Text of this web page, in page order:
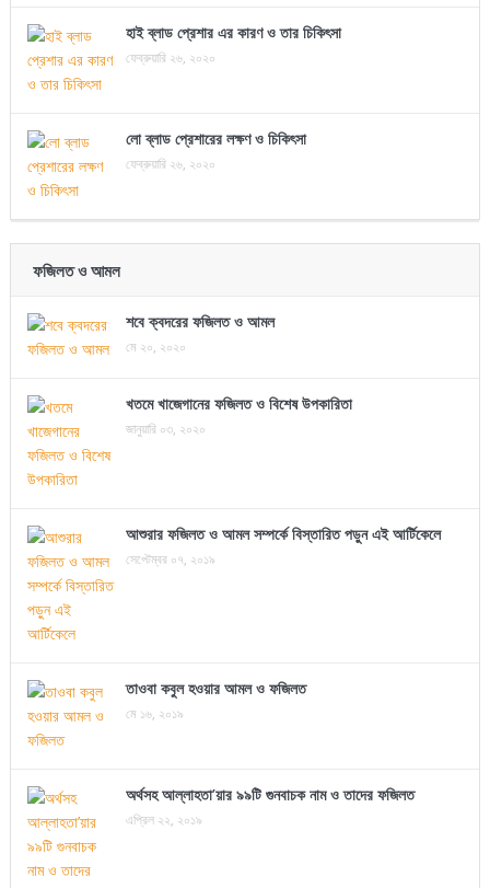
হাই ব্লাড প্রেশার এর কারণ ও তার চিকিৎসা
ফেব্রুয়ারি ২৬, ২০২০
লো ব্লাড প্রেশারের লক্ষণ ও চিকিৎসা
ফেব্রুয়ারি ২৬, ২০২০
ফজিলত ও আমল
শবে ক্বদরের ফজিলত ও আমল
মে ২০, ২০২০
খতমে খাজেগানের ফজিলত ও বিশেষ উপকারিতা
জানুয়ারি ০৩, ২০২০
আশুরার ফজিলত ও আমল সম্পর্কে বিস্তারিত পড়ুন এই আর্টিকেলে
সেপ্টেম্বর ০৭, ২০১৯
তাওবা কবুল হওয়ার আমল ও ফজিলত
মে ১৬, ২০১৯
অর্থসহ আল্লাহতা’য়ার ৯৯টি গুনবাচক নাম ও তাদের ফজিলত
এপ্রিল ২২, ২০১৯